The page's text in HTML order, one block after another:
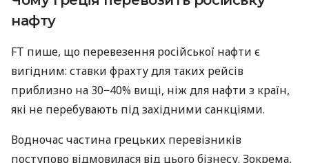
нафту
FT пише, що перевезення російської нафти є
вигідним: ставки фрахту для таких рейсів
приблизно на 30−40% вищі, ніж для нафти з країн,
які не перебувають під західними санкціями.
Водночас частина грецьких перевізників
поступово відмовилася від цього бізнесу. Зокрема,